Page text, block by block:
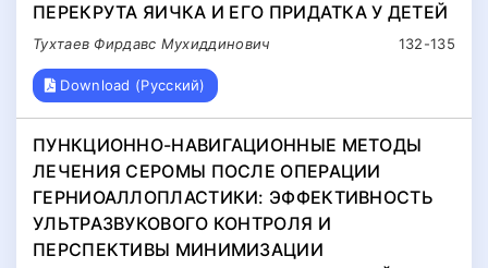
ПЕРЕКРУТА ЯИЧКА И ЕГО ПРИДАТКА У ДЕТЕЙ
132-135
Тухтаев Фирдавс Мухиддинович
Download (Русский)
ПУНКЦИОННО-НАВИГАЦИОННЫЕ МЕТОДЫ
ЛЕЧЕНИЯ СЕРОМЫ ПОСЛЕ ОПЕРАЦИИ
ГЕРНИОАЛЛОПЛАСТИКИ: ЭФФЕКТИВНОСТЬ
УЛЬТРАЗВУКОВОГО КОНТРОЛЯ И
ПЕРСПЕКТИВЫ МИНИМИЗАЦИИ